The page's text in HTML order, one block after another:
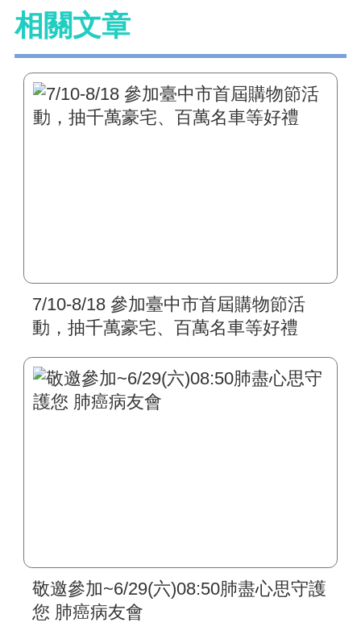
相關文章
7/10-8/18 參加臺中市首屆購物節活
動，抽千萬豪宅、百萬名車等好禮
敬邀參加~6/29(六)08:50肺盡心思守護
您 肺癌病友會